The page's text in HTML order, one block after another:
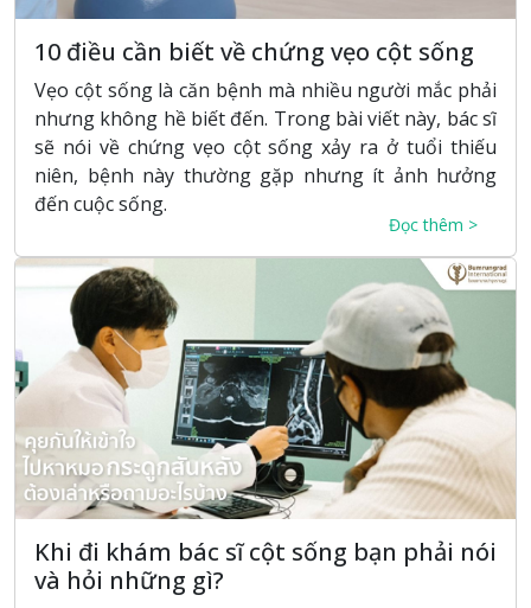
10 điều cần biết về chứng vẹo cột sống
Vẹo cột sống là căn bệnh mà nhiều người mắc phải
nhưng không hề biết đến. Trong bài viết này, bác sĩ
sẽ nói về chứng vẹo cột sống xảy ra ở tuổi thiếu
niên, bệnh này thường gặp nhưng ít ảnh hưởng
đến cuộc sống.
Đọc thêm >
Khi đi khám bác sĩ cột sống bạn phải nói
và hỏi những gì?